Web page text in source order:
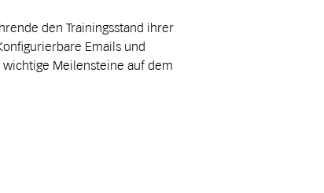
den Trainingsstand ihrer
Emails und
Meilensteine auf dem